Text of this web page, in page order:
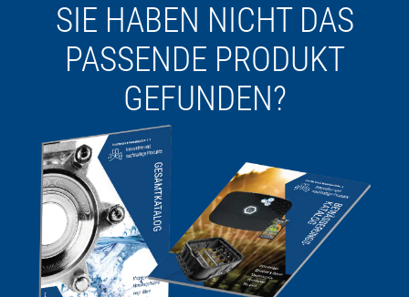
SIE HABEN NICHT DAS
PASSENDE PRODUKT
GEFUNDEN?